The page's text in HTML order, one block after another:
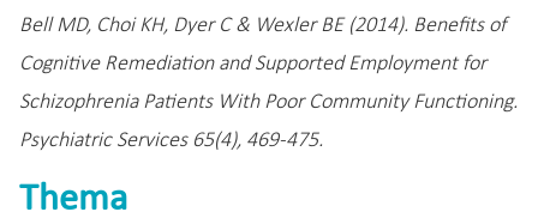
Bell MD, Choi KH, Dyer C & Wexler BE (2014). Benefits of
Cognitive Remediation and Supported Employment for
Schizophrenia Patients With Poor Community Functioning.
Psychiatric Services 65(4), 469-475.
Thema